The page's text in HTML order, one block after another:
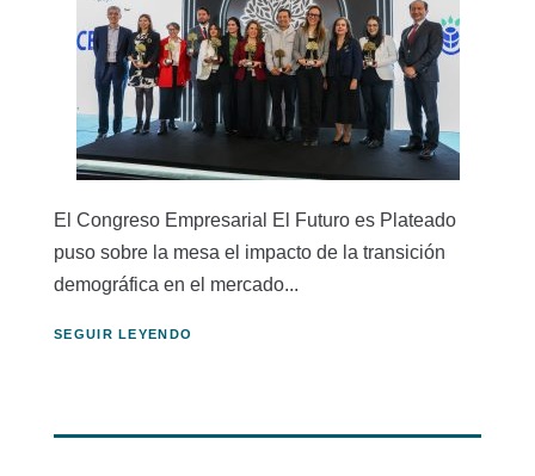
El Congreso Empresarial El Futuro es Plateado
puso sobre la mesa el impacto de la transición
demográfica en el mercado...
SEGUIR LEYENDO